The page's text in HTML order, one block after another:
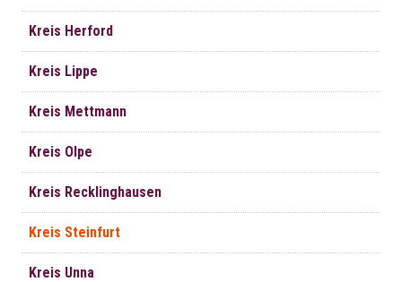
Kreis Herford
Kreis Lippe
Kreis Mettmann
Kreis Olpe
Kreis Recklinghausen
Kreis Steinfurt
Kreis Unna